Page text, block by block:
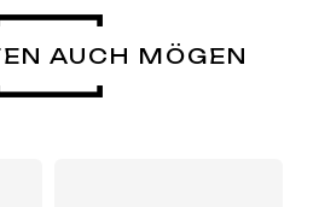
AUCH MÖGEN